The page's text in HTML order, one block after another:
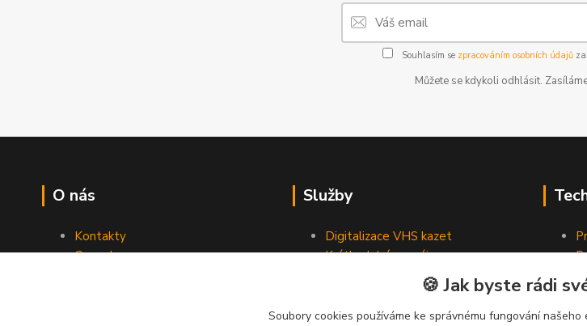
Souhlasím se zpracováním osobních údajůza
Můžete se kdykoli odhlásit.
O nás
Kontakty
Ceny dopravy
Služby
Digitalizace VHS kazet
Krátkodobé pronájmy
🍪 Jak byste rádi
Soubory cookies používáme ke správnému fungování